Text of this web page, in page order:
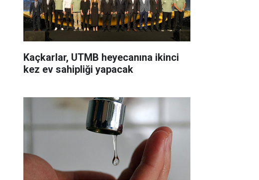
Kaçkarlar, UTMB heyecanına ikinci
kez ev sahipliği yapacak